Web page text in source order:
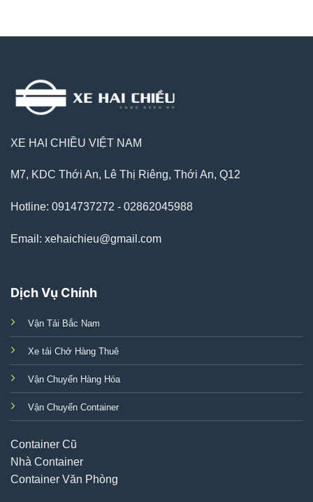
XE HAI CHIỀU VIỆT NAM
M7, KDC Thới An, Lê Thị Riêng, Thới An, Q12
Hotline: 0914737272 - 02862045988
Email: xehaichieu@gmail.com
Dịch Vụ Chính
Vận Tải Bắc Nam
Xe tải Chở Hàng Thuê
Vận Chuyển Hàng Hóa
Vận Chuyển Container
Container Cũ
Nhà Container
Container Văn Phòng